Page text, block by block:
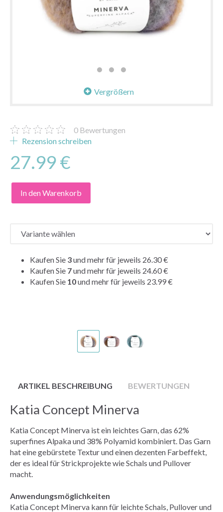
Vergrößern
0 Bewertungen
Rezension schreiben
27.99 €
In den Warenkorb
Kaufen Sie 3und mehr für jeweils 26.30 €
Kaufen Sie 7und mehr für jeweils 24.60 €
Kaufen Sie 10und mehr für jeweils 23.99 €
ARTIKEL BESCHREIBUNG BEWERTUNGEN
Katia Concept Minerva
Katia Concept Minerva ist ein leichtes Garn, das 62%
superfines Alpaka und 38% Polyamid kombiniert. Das Garn
hat eine gebürstete Textur und einen dezenten Farbeffekt,
der es ideal für Strickprojekte wie Schals und Pullover
macht.
Anwendungsmöglichkeiten
Katia Concept Minerva kann für leichte Schals, Pullover und